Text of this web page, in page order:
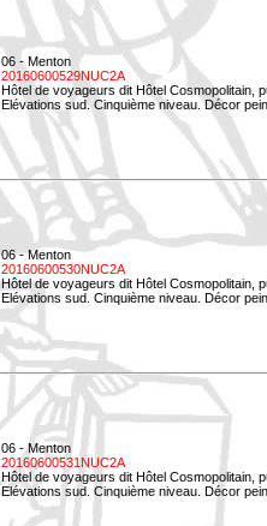
06 - Menton
20160600529NUC2A
Hôtel de voyageurs dit Hôtel Cosmopolitain,
Elévations sud. Cinquième niveau. Décor
06 - Menton
20160600530NUC2A
Hôtel de voyageurs dit Hôtel Cosmopolitain,
Elévations sud. Cinquième niveau. Décor
06 - Menton
20160600531NUC2A
Hôtel de voyageurs dit Hôtel Cosmopolitain,
Elévations sud. Cinquième niveau. Décor